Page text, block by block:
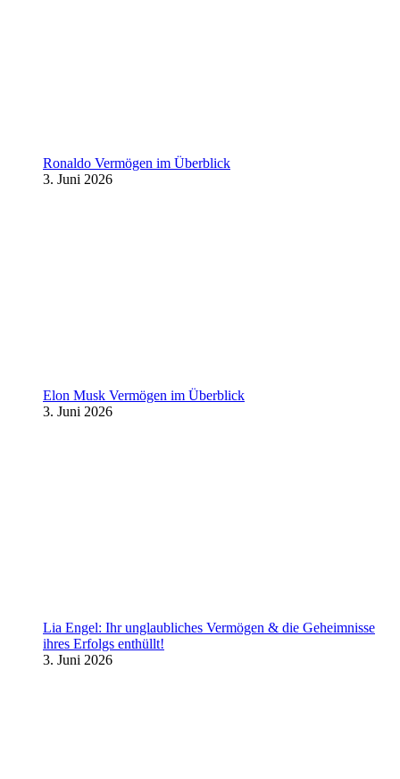
Ronaldo Vermögen im Überblick
3. Juni 2026
Elon Musk Vermögen im Überblick
3. Juni 2026
Lia Engel: Ihr unglaubliches Vermögen & die Geheimnisse
ihres Erfolgs enthüllt!
3. Juni 2026